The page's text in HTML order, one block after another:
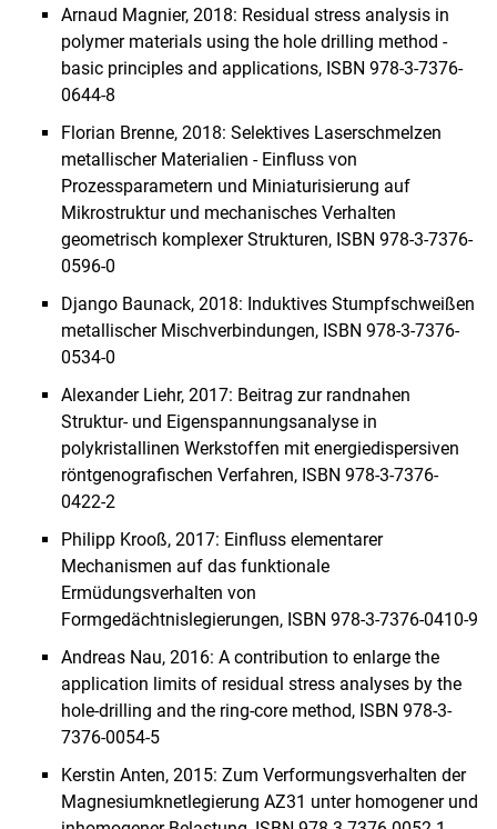
Arnaud Magnier, 2018: Residual stress analysis in
polymer materials using the hole drilling method -
basic principles and applications, ISBN 978-3-7376-
0644-8
Florian Brenne, 2018: Selektives Laserschmelzen
metallischer Materialien - Einfluss von
Prozessparametern und Miniaturisierung auf
Mikrostruktur und mechanisches Verhalten
geometrisch komplexer Strukturen, ISBN 978-3-7376-
0596-0
Django Baunack, 2018: Induktives Stumpfschweißen
metallischer Mischverbindungen, ISBN 978-3-7376-
0534-0
Alexander Liehr, 2017: Beitrag zur randnahen
Struktur- und Eigenspannungsanalyse in
polykristallinen Werkstoffen mit energiedispersiven
röntgenografischen Verfahren, ISBN 978-3-7376-
0422-2
Philipp Krooß, 2017: Einfluss elementarer
Mechanismen auf das funktionale
Ermüdungsverhalten von
Formgedächtnislegierungen, ISBN 978-3-7376-0410-9
Andreas Nau, 2016: A contribution to enlarge the
application limits of residual stress analyses by the
hole-drilling and the ring-core method, ISBN 978-3-
7376-0054-5
Kerstin Anten, 2015: Zum Verformungsverhalten der
Magnesiumknetlegierung AZ31 unter homogener und